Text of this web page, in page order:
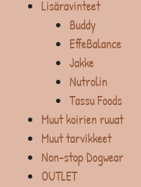
Lisäravinteet
Buddy
EffeBalance
Jakke
Nutrolin
Tassu Foods
Muut koirien ruuat
Muut tarvikkeet
Non-stop Dogwear
OUTLET